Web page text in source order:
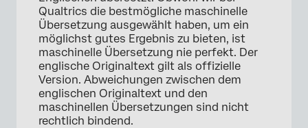
Qualtrics die bestmögliche maschinelle
Übersetzung ausgewählt haben, um ein
möglichst gutes Ergebnis zu bieten, ist
maschinelle Übersetzung nie perfekt. Der
englische Originaltext gilt als offizielle
Version. Abweichungen zwischen dem
englischen Originaltext und den
maschinellen Übersetzungen sind nicht
rechtlich bindend.